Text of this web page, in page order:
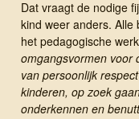
Dat vraagt de nodige
kind weer anders. Alle
het pedagogische
omgangsvormen voor
van persoonlijk
kinderen, op zoek
onderkennen en